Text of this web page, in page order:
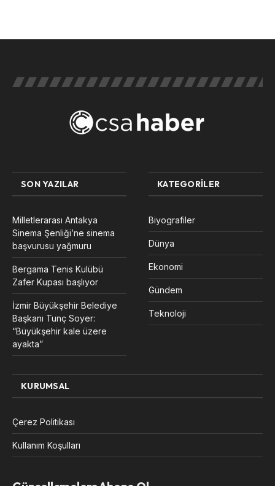
SON YAZILAR
Milletlerarası Antakya
Sinema Şenliği’ne sinema
başvurusu yağmuru
Bergama Tenis Kulübü
Zafer Kupası başlıyor
İzmir Büyükşehir Belediye
Başkanı Tunç Soyer:
“Büyükşehir kale üzere
ayakta”
KATEGORILER
Biyografiler
Dünya
Ekonomi
Gündem
Teknoloji
KURUMSAL
Çerez Politikası
Kullanım Koşulları